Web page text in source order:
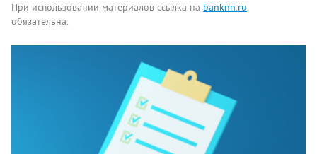
При использовании материалов ссылка на banknn.ru
обязательна.